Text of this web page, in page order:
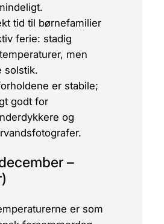
tid til børnefamilier
ferie: stadig
men
solstik.
er stabile;
godt for
og
–
er som